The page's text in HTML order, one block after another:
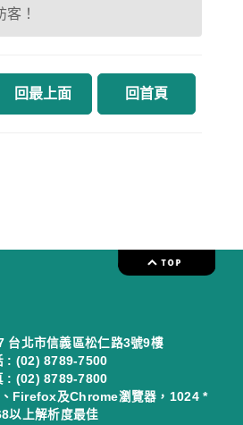
客！
回最上面 回首頁
台北市信義區松仁路3號9樓
: (02) 8789-7500
: (02) 8789-7800
Firefox及Chrome瀏覽器，1024 *
以上解析度最佳